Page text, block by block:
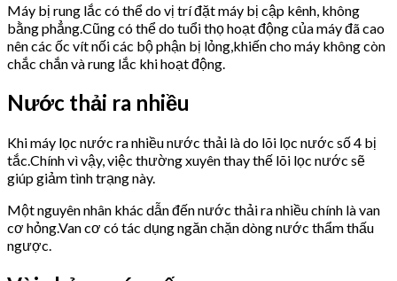
Máy bị rung lắc có thể do vị trí đặt máy bị cập kênh, không
bằng phẳng.Cũng có thể do tuổi thọ hoạt động của máy đã cao
nên các ốc vít nối các bộ phận bị lỏng,khiến cho máy không còn
chắc chắn và rung lắc khi hoạt động.
Nước thải ra nhiều
Khi máy lọc nước ra nhiều nước thải là do lõi lọc nước số 4 bị
tắc.Chính vì vậy, việc thường xuyên thay thế lõi lọc nước sẽ
giúp giảm tình trạng này.
Một nguyên nhân khác dẫn đến nước thải ra nhiều chính là van
cơ hỏng.Van cơ có tác dụng ngăn chặn dòng nước thẩm thấu
ngược.